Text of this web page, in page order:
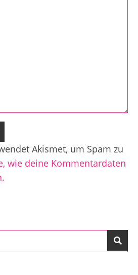
Akismet, um Spam zu
wie deine Kommentardaten